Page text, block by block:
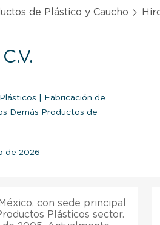
de Plástico y Caucho
Fabricación de
Demás Productos de
de 2026
con sede principal
Plásticos sector.